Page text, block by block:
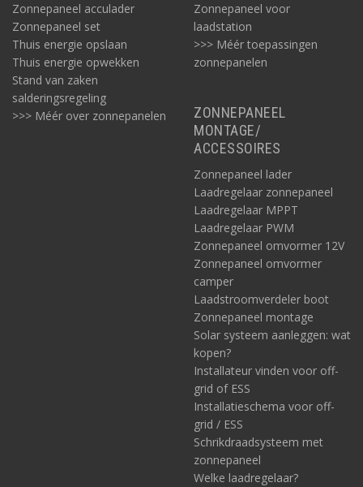
Zonnepaneel acculader
Zonnepaneel set
Thuis energie opslaan
Thuis energie opwekken
Stand van zaken
salderingsregeling
>>> Méér over zonnepanelen
Zonnepaneel voor
laadstation
>>> Méér toepassingen
zonnepanelen
ZONNEPANEEL
MONTAGE/
ACCESSOIRES
Zonnepaneel lader
Laadregelaar zonnepaneel
Laadregelaar MPPT
Laadregelaar PWM
Zonnepaneel omvormer 12V
Zonnepaneel omvormer
camper
Laadstroomverdeler boot
Zonnepaneel montage
Solar systeem aanleggen: wat
kopen?
Installateur vinden voor off-
grid of ESS
Installatieschema voor off-
grid / ESS
Schrikdraadsysteem met
zonnepaneel
Welke laadregelaar?